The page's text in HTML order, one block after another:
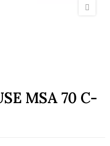
MSA 70 C-